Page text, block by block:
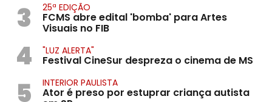
3 25ª EDIÇÃO
FCMS abre edital 'bomba' para Artes
Visuais no FIB
4 "LUZ ALERTA"
Festival CineSur despreza o cinema de MS
5 INTERIOR PAULISTA
Ator é preso por estuprar criança autista